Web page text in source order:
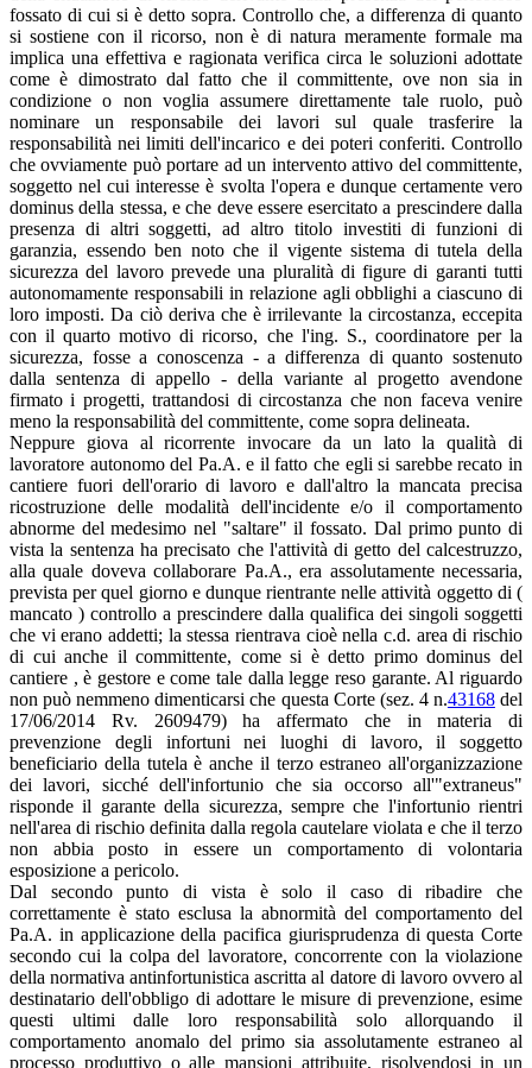
fossato di cui si è detto sopra. Controllo che, a differenza di quanto
si sostiene con il ricorso, non è di natura meramente formale ma
implica una effettiva e ragionata verifica circa le soluzioni adottate
come è dimostrato dal fatto che il committente, ove non sia in
condizione o non voglia assumere direttamente tale ruolo, può
nominare un responsabile dei lavori sul quale trasferire la
responsabilità nei limiti dell'incarico e dei poteri conferiti. Controllo
che ovviamente può portare ad un intervento attivo del committente,
soggetto nel cui interesse è svolta l'opera e dunque certamente vero
dominus della stessa, e che deve essere esercitato a prescindere dalla
presenza di altri soggetti, ad altro titolo investiti di funzioni di
garanzia, essendo ben noto che il vigente sistema di tutela della
sicurezza del lavoro prevede una pluralità di figure di garanti tutti
autonomamente responsabili in relazione agli obblighi a ciascuno di
loro imposti. Da ciò deriva che è irrilevante la circostanza, eccepita
con il quarto motivo di ricorso, che l'ing. S., coordinatore per la
sicurezza, fosse a conoscenza - a differenza di quanto sostenuto
dalla sentenza di appello - della variante al progetto avendone
firmato i progetti, trattandosi di circostanza che non faceva venire
meno la responsabilità del committente, come sopra delineata.
Neppure giova al ricorrente invocare da un lato la qualità di
lavoratore autonomo del Pa.A. e il fatto che egli si sarebbe recato in
cantiere fuori dell'orario di lavoro e dall'altro la mancata precisa
ricostruzione delle modalità dell'incidente e/o il comportamento
abnorme del medesimo nel "saltare" il fossato. Dal primo punto di
vista la sentenza ha precisato che l'attività di getto del calcestruzzo,
alla quale doveva collaborare Pa.A., era assolutamente necessaria,
prevista per quel giorno e dunque rientrante nelle attività oggetto di (
mancato ) controllo a prescindere dalla qualifica dei singoli soggetti
che vi erano addetti; la stessa rientrava cioè nella c.d. area di rischio
di cui anche il committente, come si è detto primo dominus del
cantiere , è gestore e come tale dalla legge reso garante. Al riguardo
non può nemmeno dimenticarsi che questa Corte (sez. 4 n.43168del
17/06/2014 Rv. 2609479) ha affermato che in materia di
prevenzione degli infortuni nei luoghi di lavoro, il soggetto
beneficiario della tutela è anche il terzo estraneo all'organizzazione
dei lavori, sicché dell'infortunio che sia occorso all'"extraneus"
risponde il garante della sicurezza, sempre che l'infortunio rientri
nell'area di rischio definita dalla regola cautelare violata e che il terzo
non abbia posto in essere un comportamento di volontaria
esposizione a pericolo.
Dal secondo punto di vista è solo il caso di ribadire che
correttamente è stato esclusa la abnormità del comportamento del
Pa.A. in applicazione della pacifica giurisprudenza di questa Corte
secondo cui la colpa del lavoratore, concorrente con la violazione
della normativa antinfortunistica ascritta al datore di lavoro ovvero al
destinatario dell'obbligo di adottare le misure di prevenzione, esime
questi ultimi dalle loro responsabilità solo allorquando il
comportamento anomalo del primo sia assolutamente estraneo al
processo produttivo o alle mansioni attribuite, risolvendosi in un